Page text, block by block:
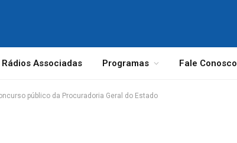
Rádios Associadas Programas Fale Conosco
público da Procuradoria Geral do Estado